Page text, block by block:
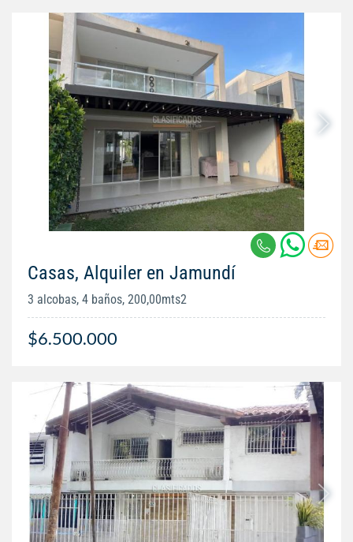
Casas, Alquiler en Jamundí
3 alcobas, 4 baños, 200,00mts2
$6.500.000